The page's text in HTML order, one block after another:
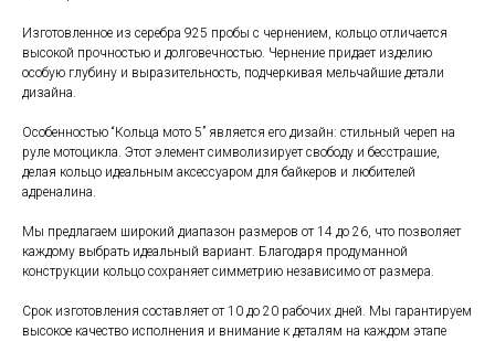
Изготовленное из серебра 925 пробы с чернением, кольцо отличается
высокой прочностью и долговечностью. Чернение придает изделию
особую глубину и выразительность, подчеркивая мельчайшие детали
дизайна.
Особенностью “Кольца мото 5” является его дизайн: стильный череп на
руле мотоцикла. Этот элемент символизирует свободу и бесстрашие,
делая кольцо идеальным аксессуаром для байкеров и любителей
адреналина.
Мы предлагаем широкий диапазон размеров от 14 до 26, что позволяет
каждому выбрать идеальный вариант. Благодаря продуманной
конструкции кольцо сохраняет симметрию независимо от размера.
Срок изготовления составляет от 10 до 20 рабочих дней. Мы гарантируем
высокое качество исполнения и внимание к деталям на каждом этапе